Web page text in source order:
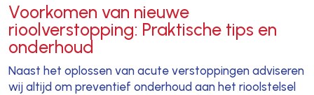
Voorkomen van nieuwe
rioolverstopping: Praktische tips en
onderhoud
Naast het oplossen van acute verstoppingen adviseren
wij altijd om preventief onderhoud aan het rioolstelsel